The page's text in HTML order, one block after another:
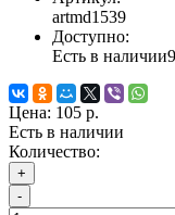
artmd1539
Доступно:
Есть в наличии
Цена: 105 р.
Есть в наличии
Количество:
+
-